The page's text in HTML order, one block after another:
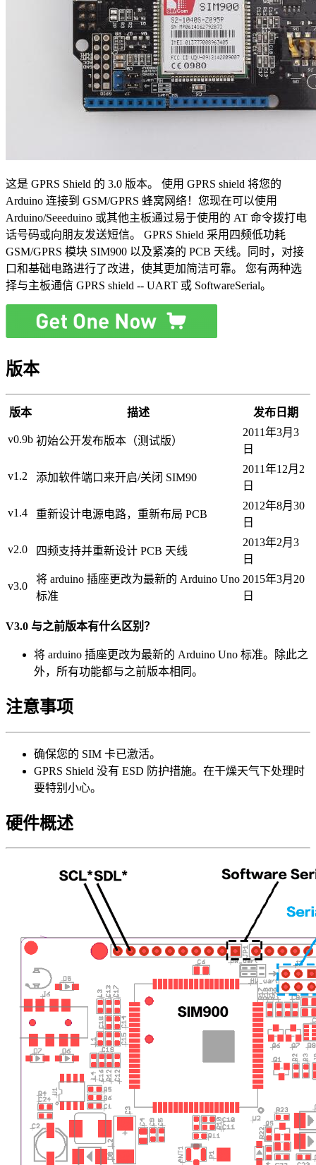
这是 GPRS Shield 的 3.0 版本。 使用 GPRS shield 将您的
Arduino 连接到 GSM/GPRS 蜂窝网络！您现在可以使用
Arduino/Seeeduino 或其他主板通过易于使用的 AT 命令拨打电
话号码或向朋友发送短信。 GPRS Shield 采用四频低功耗
GSM/GPRS 模块 SIM900 以及紧凑的 PCB 天线。同时，对接
口和基础电路进行了改进，使其更加简洁可靠。 您有两种选
择与主板通信 GPRS shield -- UART 或 SoftwareSerial。
版本
版本 描述 发布日期
v0.9b 初始公开发布版本（测试版）
2011年3月3
日
v1.2 添加软件端口来开启/关闭 SIM90
2011年12月2
日
v1.4 重新设计电源电路，重新布局 PCB
2012年8月30
日
v2.0 四频支持并重新设计 PCB 天线
2013年2月3
日
v3.0
将 arduino 插座更改为最新的 Arduino Uno
标准
2015年3月20
日
V3.0 与之前版本有什么区别？
将 arduino 插座更改为最新的 Arduino Uno 标准。除此之
外，所有功能都与之前版本相同。
注意事项
确保您的 SIM 卡已激活。
GPRS Shield 没有 ESD 防护措施。在干燥天气下处理时
要特别小心。
硬件概述